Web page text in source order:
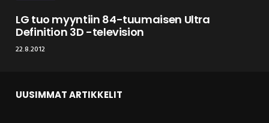
LG tuo myyntiin 84-tuumaisen Ultra
Definition 3D -television
22.8.2012
UUSIMMAT ARTIKKELIT